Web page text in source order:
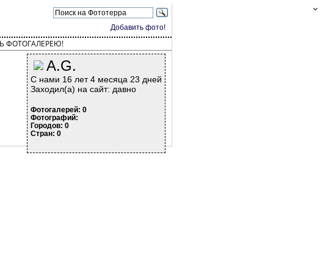
Добавить фото!
ФОТОГАЛЕРЕЮ!
A.G.
С нами 16 лет 4 месяца 23 дней
Заходил(а) на сайт: давно
Фотогалерей: 0
Фотографий:
Городов: 0
Стран: 0